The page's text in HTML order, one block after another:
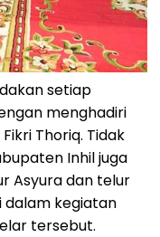
setiap
menghadiri
Thoriq. Tidak
Inhil juga
Asyura dan telur
dalam kegiatan
tersebut.